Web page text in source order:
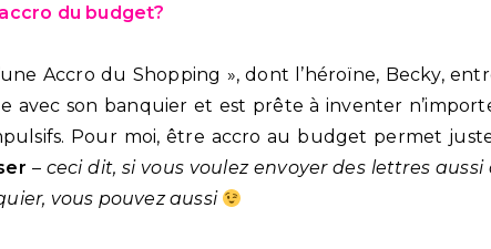
du budget?
Accro du Shopping », dont l’héroïne, Becky,
avec son banquier et est prête à inventer
Pour moi, être accro au budget permet
– ceci dit, si vous voulez envoyer des lettres aussi
vous pouvez aussi